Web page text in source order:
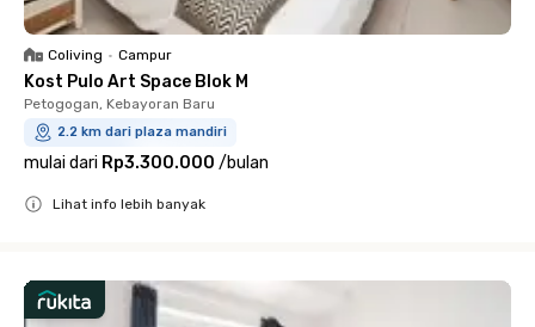
Coliving • Campur
Kost Pulo Art Space Blok M
Petogogan, Kebayoran Baru
2.2 km dari plaza mandiri
mulai dari Rp3.300.000 /bulan
Lihat info lebih banyak